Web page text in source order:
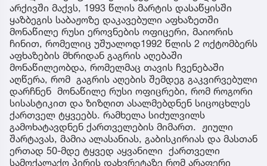
არქივში მაქვს, 1993 წლის მარტის დასაწყისში
ყაზბეგის საბაჟოზე დაკავებული აფხაზეთში
მონაწილე რუსი ეროვნების ოფიცერი, მაიორის
ჩინით, რომელიც უშუალოდ1992 წლის 2 ოქტომბერს
აფხაზების მხრიდან გაგრის აღებაში
მონაწილეობდა, რომელმაც თავის ჩვენებაში
აღწერა, რომ გაგრის აღების შემდეგ გაკვირვებული
დარჩნენ მონაწილე რუსი ოფიცრები, რომ როგორი
სისასტიკით და ზიზღით ასალმებდნენ სიცოცხლეს
ქართველ ტყვეებს. რამხელა სიძულვილს
გამოხატავდნენ ქართველების მიმართ. ჟიული
შარტავას, მამია ალასანიას, გაბისკირიას და მასთან
ერთად 50-მდე ტყვედ აყვანილი ქართველი
სამოქალაქო პირის დახვრეტაზე რომ არაფერი